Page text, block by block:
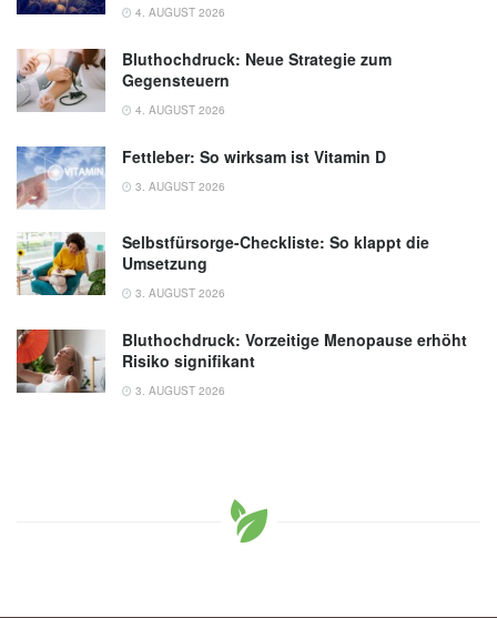
4. AUGUST 2026
Bluthochdruck: Neue Strategie zum
Gegensteuern
4. AUGUST 2026
Fettleber: So wirksam ist Vitamin D
3. AUGUST 2026
Selbstfürsorge-Checkliste: So klappt die
Umsetzung
3. AUGUST 2026
Bluthochdruck: Vorzeitige Menopause erhöht
Risiko signifikant
3. AUGUST 2026